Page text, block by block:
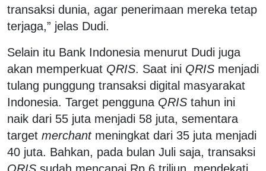
transaksi dunia, agar penerimaan mereka tetap
terjaga,” jelas Dudi.
Selain itu Bank Indonesia menurut Dudi juga
akan memperkuat QRIS. Saat ini QRIS menjadi
tulang punggung transaksi digital masyarakat
Indonesia. Target pengguna QRIS tahun ini
naik dari 55 juta menjadi 58 juta, sementara
target merchantmeningkat dari 35 juta menjadi
40 juta. Bahkan, pada bulan Juli saja, transaksi